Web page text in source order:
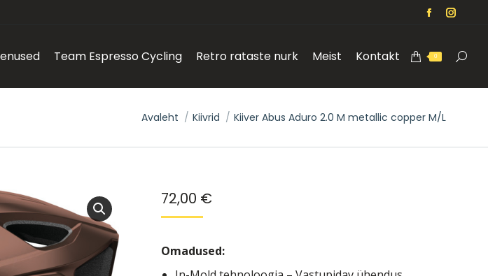
Facebook
opens
new
window
opens
new
Team Espresso Cycling Retro rataste nurk Meist Kontakt 0
You are here:
Avaleht Kiivrid Kiiver Abus Aduro 2.0 M metallic copper M/L
72,00 €
Omadused: